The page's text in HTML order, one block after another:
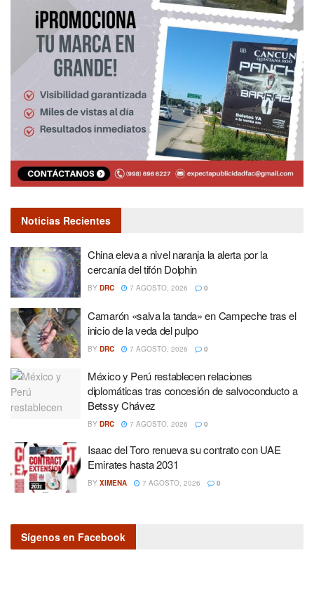
Noticias Recientes
China eleva a nivel naranja la alerta por la
cercanía del tifón Dolphin
BY DRC 7 AGOSTO, 2026 0
Camarón «salva la tanda» en Campeche tras el
inicio de la veda del pulpo
BY DRC 7 AGOSTO, 2026 0
México y Perú restablecen relaciones
diplomáticas tras concesión de salvoconducto a
Betssy Chávez
BY DRC 7 AGOSTO, 2026 0
Isaac del Toro renueva su contrato con UAE
Emirates hasta 2031
BY XIMENA 7 AGOSTO, 2026 0
Sígenos en Facebook